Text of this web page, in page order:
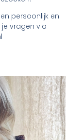
persoonlijk en
vragen via